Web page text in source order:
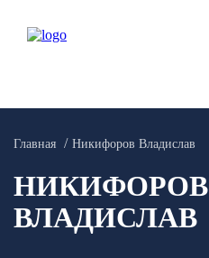
Главная Никифоров Владислав
НИКИФОРОВ
ВЛАДИСЛАВ